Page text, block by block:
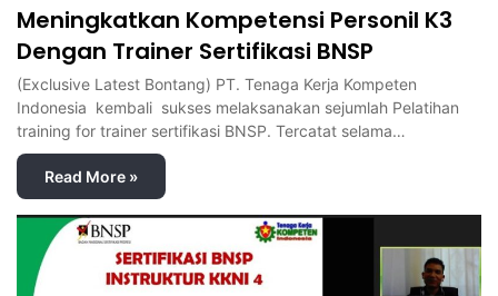
Meningkatkan Kompetensi Personil K3
Dengan Trainer Sertifikasi BNSP
(Exclusive Latest Bontang) PT. Tenaga Kerja Kompeten
Indonesia kembali sukses melaksanakan sejumlah Pelatihan
training for trainer sertifikasi BNSP. Tercatat selama…
Read More »